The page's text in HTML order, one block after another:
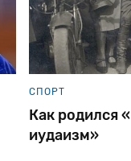
СПОРТ
Как родился
иудаизм»